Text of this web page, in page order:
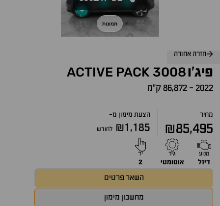
חזרה אחורה
פיג'ו3008
ACTIVE PACK
2022
- 86,872 ק״מ
מחיר
₪85,495
הצעת מימון מ-
₪1,185 לחודש
מנוע
דיזל
גיר
אוטומטי
יד
2
השאר פרטים
מחשבון מימון